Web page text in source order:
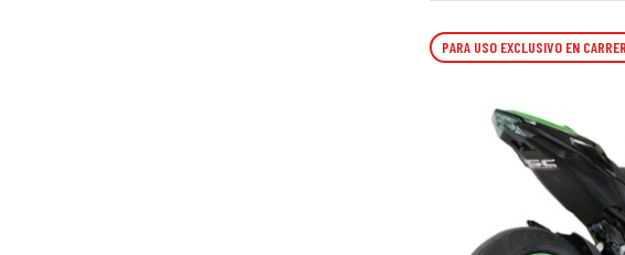
PARA USO EXCLUSIVO EN